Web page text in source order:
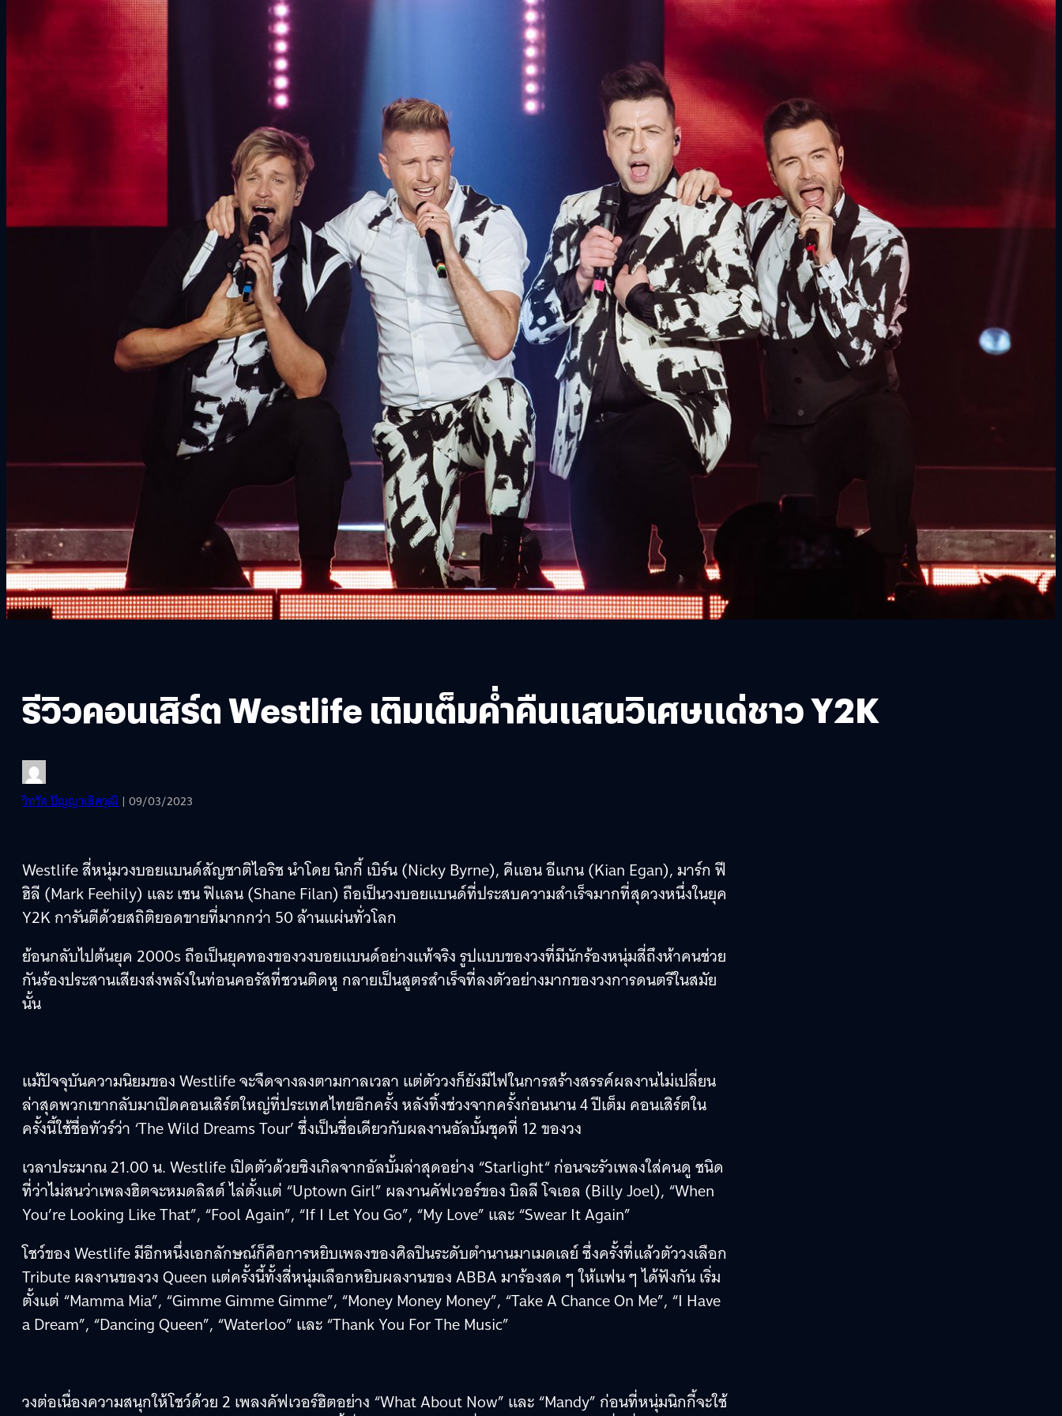
รีวิวคอนเสิร์ต Westlife เติมเต็มค่ำคืนแสนวิเศษแด่ชาว Y2K
วิทวัส ปัญญาเลิศวุฒิ | 09/03/2023
Westlife สี่หนุ่มวงบอยแบนด์สัญชาติไอริช นำโดย นิกกี้ เบิร์น (Nicky Byrne), คีแอน อีแกน (Kian Egan), มาร์ก ฟี
ฮิลี (Mark Feehily) และ เชน ฟิแลน (Shane Filan) ถือเป็นวงบอยแบนด์ที่ประสบความสำเร็จมากที่สุดวงหนึ่งในยุค
Y2K การันตีด้วยสถิติยอดขายที่มากกว่า 50 ล้านแผ่นทั่วโลก
ย้อนกลับไปต้นยุค 2000s ถือเป็นยุคทองของวงบอยแบนด์อย่างแท้จริง รูปแบบของวงที่มีนักร้องหนุ่มสี่ถึงห้าคนช่วย
กันร้องประสานเสียงส่งพลังในท่อนคอรัสที่ชวนติดหู กลายเป็นสูตรสำเร็จที่ลงตัวอย่างมากของวงการดนตรีในสมัย
นั้น
แม้ปัจจุบันความนิยมของ Westlife จะจืดจางลงตามกาลเวลา แต่ตัววงก็ยังมีไฟในการสร้างสรรค์ผลงานไม่เปลี่ยน
ล่าสุดพวกเขากลับมาเปิดคอนเสิร์ตใหญ่ที่ประเทศไทยอีกครั้ง หลังทิ้งช่วงจากครั้งก่อนนาน 4 ปีเต็ม คอนเสิร์ตใน
ครั้งนี้ใช้ชื่อทัวร์ว่า ‘The Wild Dreams Tour’ ซึ่งเป็นชื่อเดียวกับผลงานอัลบั้มชุดที่ 12 ของวง
เวลาประมาณ 21.00 น. Westlife เปิดตัวด้วยซิงเกิลจากอัลบั้มล่าสุดอย่าง “Starlight“ ก่อนจะรัวเพลงใส่คนดู ชนิด
ที่ว่าไม่สนว่าเพลงฮิตจะหมดลิสต์ ไล่ตั้งแต่ “Uptown Girl” ผลงานคัฟเวอร์ของ บิลลี โจเอล (Billy Joel), “When
You’re Looking Like That”, “Fool Again”, “If I Let You Go”, “My Love” และ “Swear It Again”
โชว์ของ Westlife มีอีกหนึ่งเอกลักษณ์ก็คือการหยิบเพลงของศิลปินระดับตำนานมาเมดเลย์ ซึ่งครั้งที่แล้วตัววงเลือก
Tribute ผลงานของวง Queen แต่ครั้งนี้ทั้งสี่หนุ่มเลือกหยิบผลงานของ ABBA มาร้องสด ๆ ให้แฟน ๆ ได้ฟังกัน เริ่ม
ตั้งแต่ “Mamma Mia”, “Gimme Gimme Gimme”, “Money Money Money”, “Take A Chance On Me”, “I Have
a Dream”, “Dancing Queen”, “Waterloo” และ “Thank You For The Music”
วงต่อเนื่องความสนุกให้โชว์ด้วย 2 เพลงคัฟเวอร์ฮิตอย่าง “What About Now” และ “Mandy” ก่อนที่หนุ่มนิกกี้จะใช้